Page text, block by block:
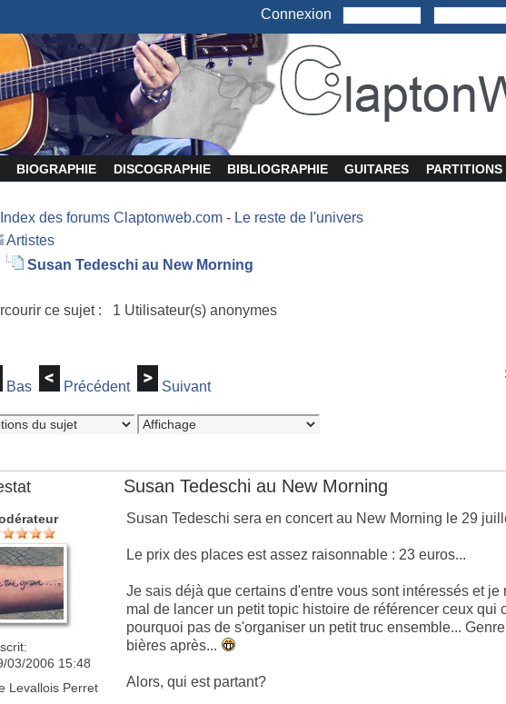
Connexion
BIOGRAPHIE DISCOGRAPHIE BIBLIOGRAPHIE GUITARES PARTITIONS
Index des forums Claptonweb.com - Le reste de l'univers
Artistes
Susan Tedeschi au New Morning
ce sujet : 1 Utilisateur(s) anonymes
Bas Précédent Suivant
Susan Tedeschi au New Morning
03/2006 15:48
Levallois Perret
Susan Tedeschi sera en concert au New Morning le 29
Le prix des places est assez raisonnable : 23 euros...
Je sais déjà que certains d'entre vous sont intéressés et
mal de lancer un petit topic histoire de référencer ceux qui
pourquoi pas de s'organiser un petit truc ensemble...
bières après...
Alors, qui est partant?